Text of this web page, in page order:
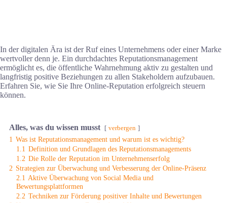
In der digitalen Ära ist der Ruf eines Unternehmens oder einer Marke
wertvoller denn je. Ein durchdachtes Reputationsmanagement
ermöglicht es, die öffentliche Wahrnehmung aktiv zu gestalten und
langfristig positive Beziehungen zu allen Stakeholdern aufzubauen.
Erfahren Sie, wie Sie Ihre Online-Reputation erfolgreich steuern
können.
Alles, was du wissen musst verbergen
1 Was ist Reputationsmanagement und warum ist es wichtig?
1.1 Definition und Grundlagen des Reputationsmanagements
1.2 Die Rolle der Reputation im Unternehmenserfolg
2 Strategien zur Überwachung und Verbesserung der Online-Präsenz
2.1 Aktive Überwachung von Social Media und
Bewertungsplattformen
2.2 Techniken zur Förderung positiver Inhalte und Bewertungen